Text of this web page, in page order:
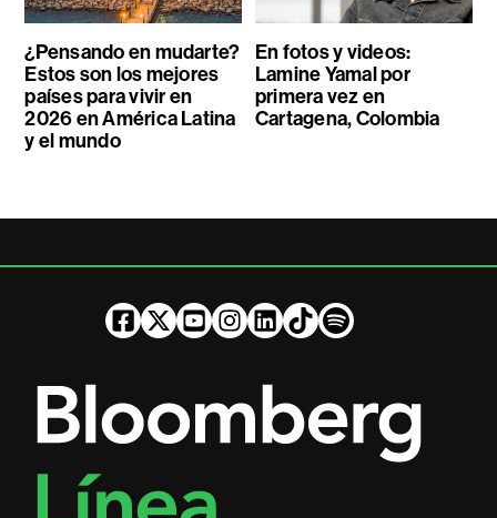
¿Pensando en mudarte?
Estos son los mejores
países para vivir en
2026 en América Latina
y el mundo
En fotos y videos:
Lamine Yamal por
primera vez en
Cartagena, Colombia